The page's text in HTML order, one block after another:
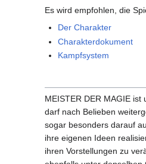
Es wird empfohlen, die
Der Charakter
Charakterdokument
Kampfsystem
MEISTER DER MAGIE
darf nach Belieben
sogar besonders darauf
ihre eigenen Ideen
ihren Vorstellungen zu